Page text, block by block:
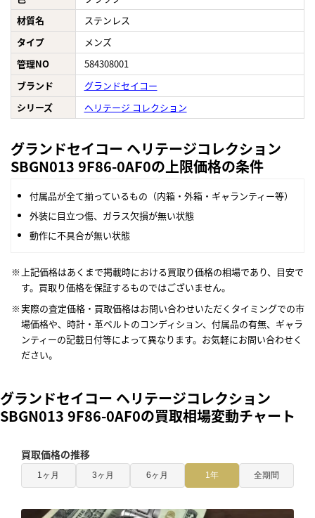
材質名
ステンレス
タイプ
メンズ
管理NO
584308001
ブランド
グランドセイコー
シリーズ
ヘリテージ コレクション
グランドセイコー ヘリテージコレクション
SBGN013 9F86-0AF0の上限価格の条件
付属品が全て揃っているもの（内箱・外箱・ギャランティー等）
外装に目立つ傷、ガラス欠損が無い状態
動作に不具合が無い状態
上記価格はあくまで掲載時における買取り価格の相場であり、目安で
す。買取り価格を保証するものではございません。
実際の査定価格・買取価格はお問い合わせいただくタイミングでの市
場価格や、時計・革ベルトのコンディション、付属品の有無、ギャラ
ンティーの記載日付等によって異なります。お気軽にお問い合わせく
ださい。
グランドセイコー ヘリテージコレクション
SBGN013 9F86-0AF0の買取相場変動チャート
買取価格の推移
1ヶ月 3ヶ月 6ヶ月 1年 全期間